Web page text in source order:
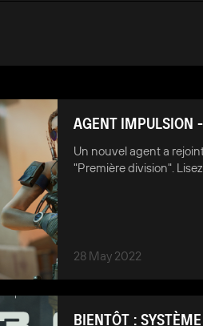
AGENT IMPULSION
Un nouvel agent a
"Première division".
28 May 2022
BIENTÔT :